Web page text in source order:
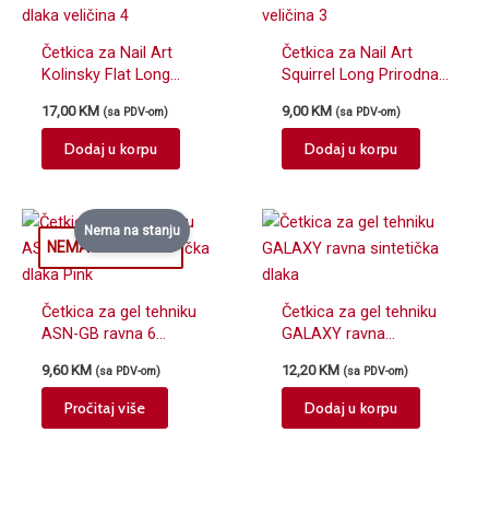
Četkica za Nail Art
Kolinsky Flat Long
4
17,00 KM (sa PDV-om)
Dodaj u korpu
Četkica za Nail Art
Squirrel Long Prirodna
9,00 KM (sa PDV-om)
Dodaj u korpu
Nema na stanju
Četkica za gel tehniku
ASN-GB ravna 6
9,60 KM (sa PDV-om)
Pročitaj više
Četkica za gel tehniku
GALAXY ravna
12,20 KM (sa PDV-om)
Dodaj u korpu